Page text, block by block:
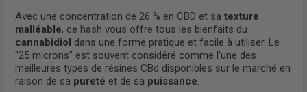
Avec une concentration de 26 % en CBD et sa texture
malléable, ce hash vous offre tous les bienfaits du
cannabidiol dans une forme pratique et facile à utiliser. Le
"25 microns" est souvent considéré comme l'une des
meilleures types de résines CBd disponibles sur le marché en
raison de sa pureté et de sa puissance.